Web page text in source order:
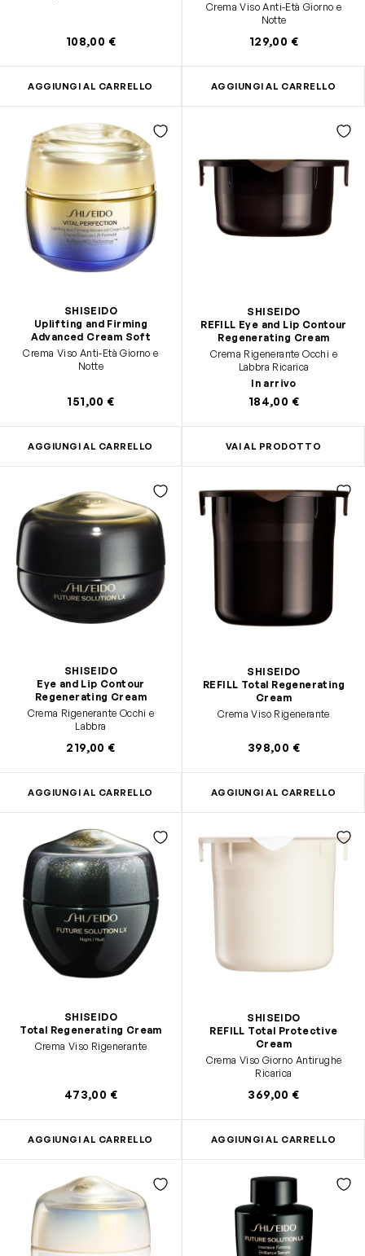
108,00 €
AGGIUNGI AL CARRELLO
Crema Viso Anti-Età Giorno e
Notte
129,00 €
AGGIUNGI AL CARRELLO
SHISEIDO
Uplifting and Firming
Advanced Cream Soft
Crema Viso Anti-Età Giorno e
Notte
151,00 €
AGGIUNGI AL CARRELLO
SHISEIDO
REFILL Eye and Lip Contour
Regenerating Cream
Crema Rigenerante Occhi e
Labbra Ricarica
In arrivo
184,00 €
VAI AL PRODOTTO
SHISEIDO
Eye and Lip Contour
Regenerating Cream
Crema Rigenerante Occhi e
Labbra
219,00 €
AGGIUNGI AL CARRELLO
SHISEIDO
REFILL Total Regenerating
Cream
Crema Viso Rigenerante
398,00 €
AGGIUNGI AL CARRELLO
SHISEIDO
Total Regenerating Cream
Crema Viso Rigenerante
473,00 €
AGGIUNGI AL CARRELLO
SHISEIDO
REFILL Total Protective
Cream
Crema Viso Giorno Antirughe
Ricarica
369,00 €
AGGIUNGI AL CARRELLO